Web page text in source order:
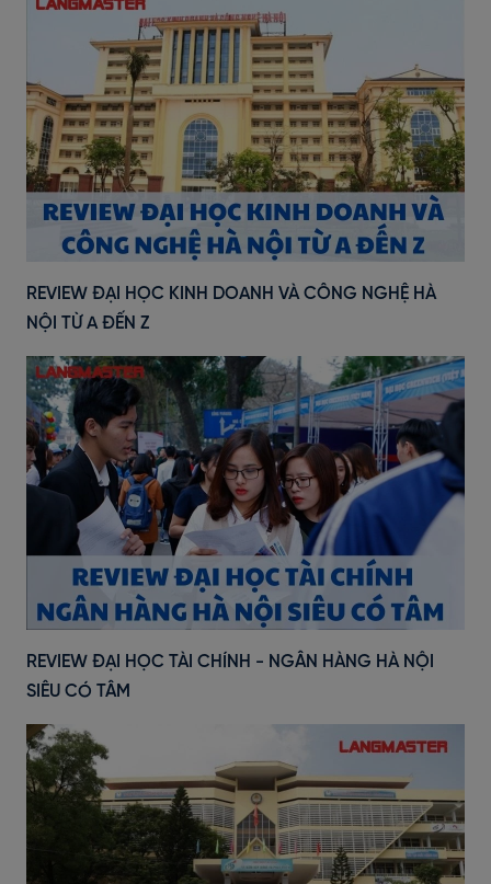
REVIEW ĐẠI HỌC KINH DOANH VÀ CÔNG NGHỆ HÀ
NỘI TỪ A ĐẾN Z
REVIEW ĐẠI HỌC TÀI CHÍNH - NGÂN HÀNG HÀ NỘI
SIÊU CÓ TÂM